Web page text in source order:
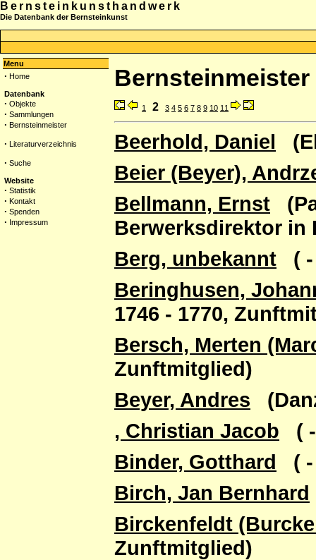
Bernsteinkunsthandwerk
Die Datenbank der Bernsteinkunst
Menu
· Home
Datenbank
· Objekte
· Sammlungen
· Bernsteinmeister
· Literaturverzeichnis
· Suche
Website
· Statistik
· Kontakt
· Spenden
· Impressum
Bernsteinmeister
1 2 3 4 5 6 7 8 9 10 11
Beerhold, Daniel
Beier (Beyer),
Bellmann, Ernst
Berwerksdirektor in
Berg, unbekannt ( -
Beringhusen,
1746 - 1770,
Bersch, Merten
Zunftmitglied)
Beyer, Andres
, Christian Jacob (
Binder, Gotthard ( -
Birch, Jan Bernhard
Birckenfeldt
Zunftmitglied)